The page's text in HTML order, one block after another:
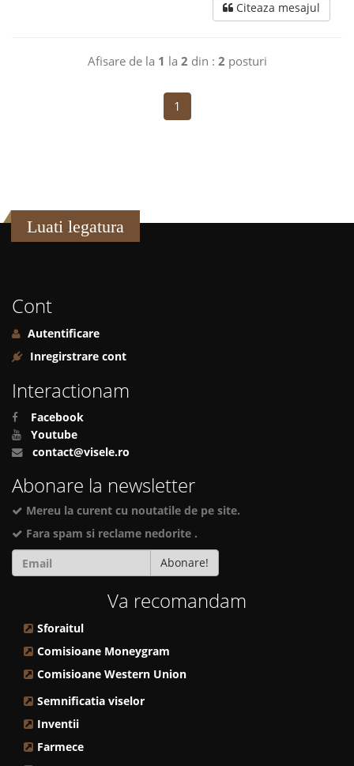
Citeaza mesajul
Afisare de la 1 la 2 din : 2 posturi
1
Luati legatura
Cont
Autentificare
Inregirstrare cont
Interactionam
Facebook
Youtube
contact@visele.ro
Abonare la newsletter
Mereu la curent cu noutatile de pe site.
Fara spam si reclame nedorite .
Abonare!
Va recomandam
Sforaitul
Comisioane Moneygram
Comisioane Western Union
Semnificatia viselor
Inventii
Farmece